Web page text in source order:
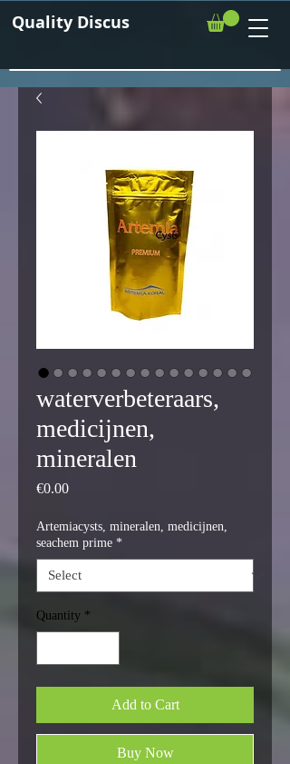
Quality Discus
waterverbeteraars,
medicijnen,
mineralen
€0.00Price
Artemiacysts, mineralen, medicijnen,
seachem prime *
Quantity *
Add to Cart
Buy Now